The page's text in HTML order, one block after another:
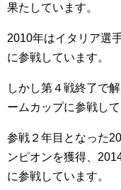
果たしています。
2010年はイタリア選
に参戦しています。
しかし第４戦終了で
ームカップに参戦して
参戦２年目となった
ンピオンを獲得、
に参戦しています。